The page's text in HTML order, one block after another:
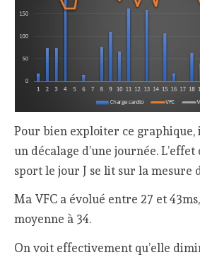
Pour bien exploiter ce
un décalage d’une journée. L’effet
sport le jour J se lit sur la mesure
Ma VFC a évolué entre 27 et
moyenne à 34.
On voit effectivement qu’elle